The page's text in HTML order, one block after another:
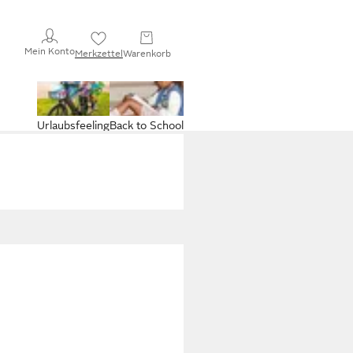
Mein KontoMerkzettelWarenkorb
Back to School
Urlaubsfeeling